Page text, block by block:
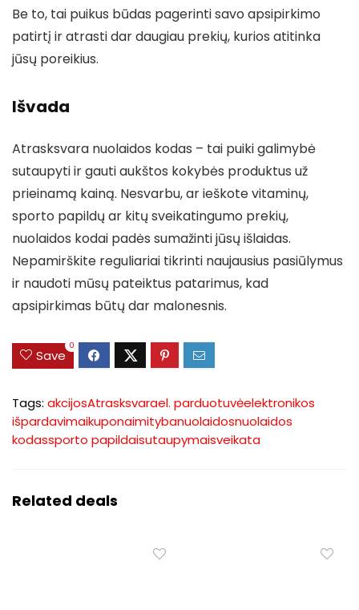
Be to, tai puikus būdas pagerinti savo apsipirkimo
patirtį ir atrasti dar daugiau prekių, kurios atitinka
jūsų poreikius.
Išvada
Atrasksvara nuolaidos kodas – tai puiki galimybė
sutaupyti ir gauti aukštos kokybės produktus už
prieinamą kainą. Nesvarbu, ar ieškote vitaminų,
sporto papildų ar kitų sveikatingumo prekių,
nuolaidos kodai padės sumažinti jūsų išlaidas.
Nepamirškite reguliariai tikrinti naujausius pasiūlymus
ir naudoti mūsų pateiktus patarimus, kad
apsipirkimas būtų dar malonesnis.
Save
0
Tags: akcijosAtrasksvarael. parduotuvėelektronikos
išpardavimaikuponaimitybanuolaidosnuolaidos
kodassporto papildaisutaupymaisveikata
Related deals